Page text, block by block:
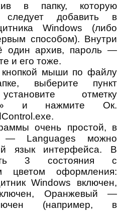
в папку, которую
следует добавить в
Windows (либо
способом). Внутри
один архив, пароль —
и его тоже.
мыши по файлу
выберите пункт
отметку
и нажмите Ок.
очень простой, в
— Languages можно
язык интерфейса. В
3 состояния с
цветом оформления:
Windows включен,
Оранжевый —
(например, в